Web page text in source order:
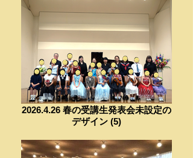
2026.4.26 春の受講生発表会未設定の
デザイン (5)